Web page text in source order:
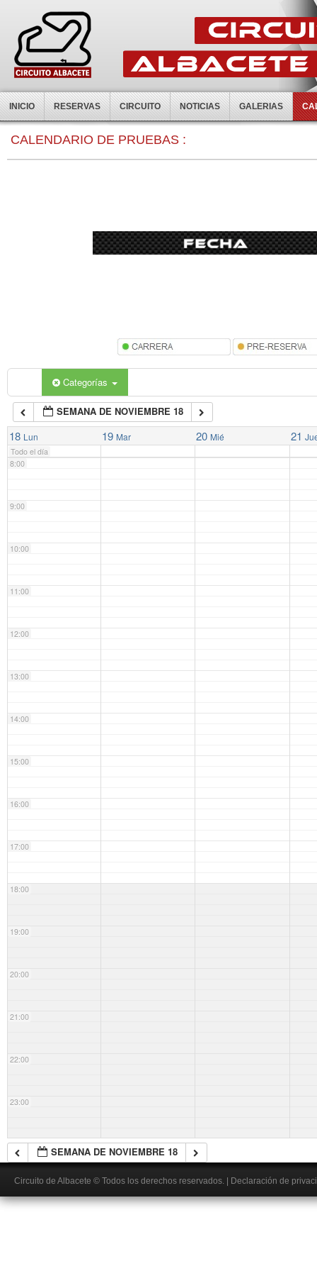
INICIO RESERVAS CIRCUITO NOTICIAS GALERIAS
CALENDARIO DE PRUEBAS :
Categorías
SEMANA DE NOVIEMBRE 18
18 Lun 19 Mar 20 Mié 21
Todo el día
0:00
7:00
8:00
9:00
10:00
11:00
12:00
13:00
14:00
15:00
16:00
17:00
18:00
19:00
20:00
21:00
22:00
23:00
SEMANA DE NOVIEMBRE 18
Circuito de Albacete © Todos los derechos reservados. Declaración de